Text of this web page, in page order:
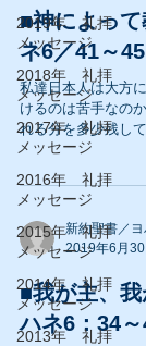
2019年 礼拝
メッセージ
2018年 礼拝
メッセージ
2017年 礼拝
メッセージ
2016年 礼拝
メッセージ
2015年 礼拝
メッセージ
2014年 礼拝
メッセージ
2013年 礼拝
■神によって
ネ6／41～45
私達日本人は大方
けるのは苦手なの
れる分を多少残し
る。 言いたいこと
ゃん？・・かな。
は、相当はっきり
新約聖書／
2019年6月30
■我が主、我
ハネ6：34